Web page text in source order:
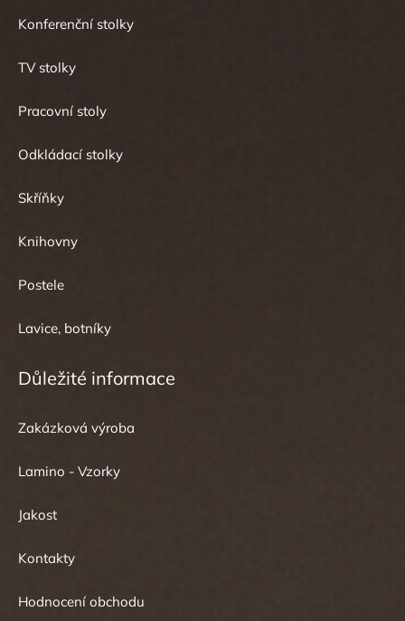
Konferenční stolky
TV stolky
Pracovní stoly
Odkládací stolky
Skříňky
Knihovny
Postele
Lavice, botníky
Důležité informace
Zakázková výroba
Lamino - Vzorky
Jakost
Kontakty
Hodnocení obchodu